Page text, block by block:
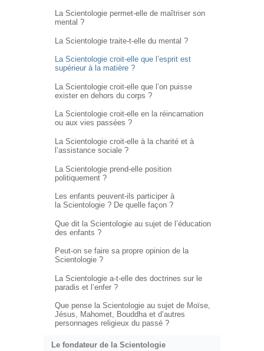
La Scientologie permet-elle de maîtriser son
mental ?
La Scientologie traite-t-elle du mental ?
La Scientologie croit-elle que l’esprit est
supérieur à la matière ?
La Scientologie croit-elle que l’on puisse
exister en dehors du corps ?
La Scientologie croit-elle en la réincarnation
ou aux vies passées ?
La Scientologie croit-elle à la charité et à
l’assistance sociale ?
La Scientologie prend-elle position
politiquement ?
Les enfants peuvent-ils participer à
la Scientologie ? De quelle façon ?
Que dit la Scientologie au sujet de l’éducation
des enfants ?
Peut-on se faire sa propre opinion de la
Scientologie ?
La Scientologie a-t-elle des doctrines sur le
paradis et l’enfer ?
Que pense la Scientologie au sujet de Moïse,
Jésus, Mahomet, Bouddha et d’autres
personnages religieux du passé ?
Le fondateur de la Scientologie